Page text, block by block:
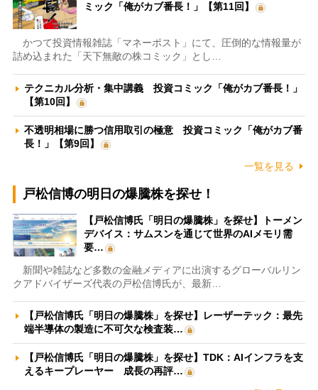
ミック「俺がカブ番長！」【第11回】
かつて投資情報雑誌「マネーポスト」にて、圧倒的な情報量が
詰め込まれた「天下無敵の株コミック」とし…
テクニカル分析・集中講義 投資コミック「俺がカブ番長！」
【第10回】
不透明相場に勝つ信用取引の極意 投資コミック「俺がカブ番
長！」【第9回】
一覧を見る
戸松信博の明日の爆騰株を探せ！
【戸松信博氏「明日の爆騰株」を探せ】トーメン
デバイス：サムスンを通じて世界のAIメモリ需
要…
新聞や雑誌など多数の金融メディアに出演するグローバルリン
クアドバイザーズ代表の戸松信博氏が、最新…
【戸松信博氏「明日の爆騰株」を探せ】レーザーテック：最先
端半導体の製造に不可欠な検査装…
【戸松信博氏「明日の爆騰株」を探せ】TDK：AIインフラを支
えるキープレーヤー 成長の再評…